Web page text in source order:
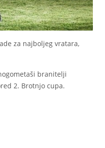
za najboljeg vratara,
branitelji
2. Brotnjo cupa.